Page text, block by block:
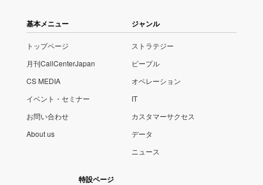
基本メニュー
トップページ
月刊CallCenterJapan
CS MEDIA
イベント・セミナー
お問い合わせ
About us
ジャンル
ストラテジー
ピープル
オペレーション
IT
カスタマーサクセス
データ
ニュース
特設ページ